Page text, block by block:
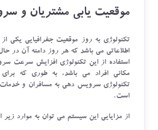
موقعیت یابی مشتریان و
تکنولوژی به روز موقعیت جغرافیایی یکی
اطلاعاتی می باشد که هر روز دامنه آن در
استفاده از این تکنولوژی افزایش سرعت
مکانی افراد می باشد، به طوری که
تکنولوژی سرویس دهی به مسافران و خدمات
است.
از مزایایی این سیستم می توان به موارد زیر